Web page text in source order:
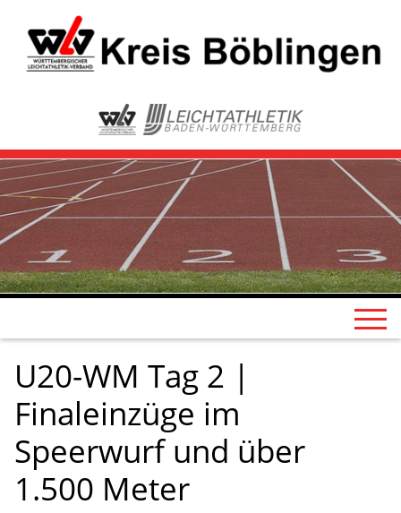
U20-WM Tag 2 |
Finaleinzüge im
Speerwurf und über
1.500 Meter